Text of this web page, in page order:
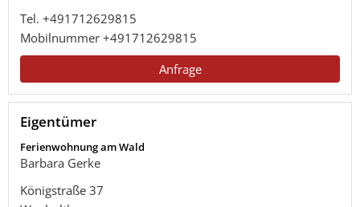
Tel. +491712629815
Mobilnummer +491712629815
Anfrage
Eigentümer
Ferienwohnung am Wald
Barbara Gerke
Königstraße 37